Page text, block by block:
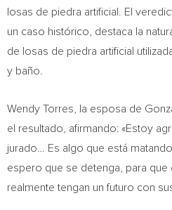
losas de piedra artificial. El
un caso histórico, destaca la
de losas de piedra artificial
y baño.
Wendy Torres , la esposa de
el resultado, afirmando: «Estoy
jurado… Es algo que está
espero que se detenga, para que
realmente tengan un futuro con